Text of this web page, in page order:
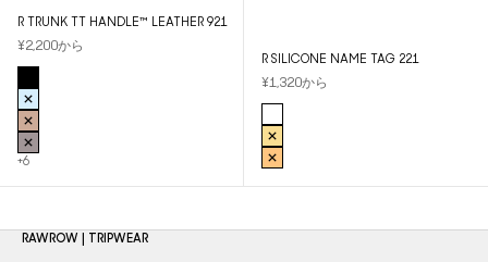
R TRUNK TT HANDLE™ LEATHER 921
セール価格
¥2,200から
BLUE
BROWN
DARK BROWN
+6
R SILICONE NAME TAG 221
セール価格
¥1,320から
COLOR
WHITE
MUSTARD
ORANGE
RAWROW | TRIPWEAR